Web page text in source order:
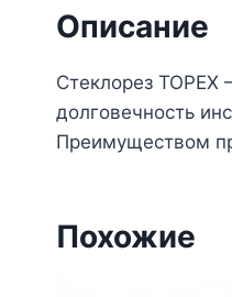
Описание
Стеклорез
долговечность
Преимуществом
Похожие